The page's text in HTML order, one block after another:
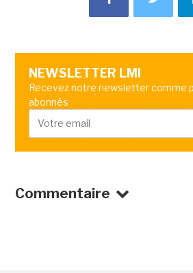
NEWSLETTER LMI
Recevez notre newsletter comme
abonnés
Commentaire